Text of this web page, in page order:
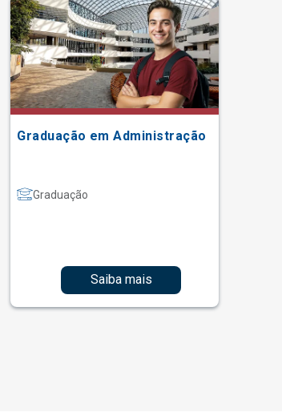
Graduação em Administração
Graduação
Saiba mais